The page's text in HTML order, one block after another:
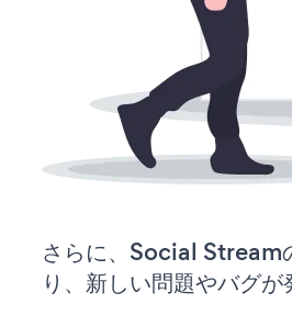
さらに、Social Stream
り、新しい問題やバグが